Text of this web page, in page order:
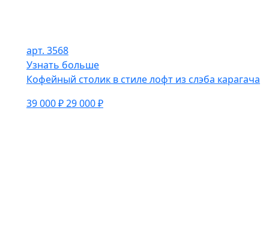
арт. 3568
Узнать больше
Кофейный столик в стиле лофт из слэба карагача
39 000 ₽29 000 ₽